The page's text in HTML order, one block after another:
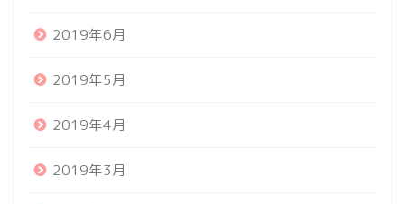
2019年6月
2019年5月
2019年4月
2019年3月